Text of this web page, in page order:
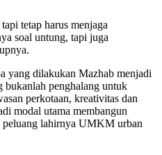
tetap harus menjaga
soal untung, tapi juga
yang dilakukan Mazhab menjadi
bukanlah penghalang untuk
perkotaan, kreativitas dan
modal utama membangun
peluang lahirnya UMKM urban